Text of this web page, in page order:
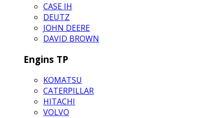
CASE IH
DEUTZ
JOHN DEERE
DAVID BROWN
Engins TP
KOMATSU
CATERPILLAR
HITACHI
VOLVO